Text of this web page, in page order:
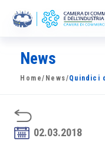
La Camera
News
Eventi
Sviluppo
News
Home/ News/Quindici
02.03.2018